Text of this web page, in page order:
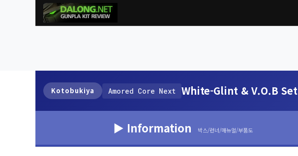
Kotobukiya Amored Core Next White-Glint & V.O.B Set
▶ Information 박스/런너/매뉴얼/부품도